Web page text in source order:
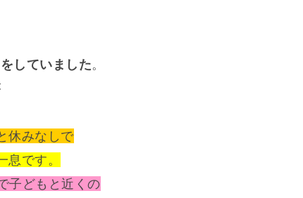
していました。
休みなしで
です。
どもと近くの